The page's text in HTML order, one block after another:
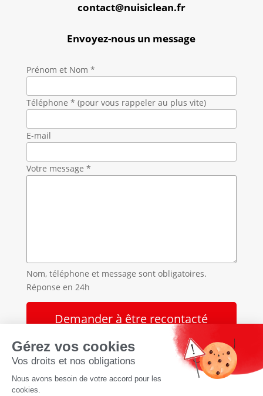
contact@nuisiclean.fr
Envoyez-nous un message
Prénom et Nom *
Téléphone * (pour vous rappeler au plus vite)
E-mail
Votre message *
Nom, téléphone et message sont obligatoires.
Réponse en 24h
Accueil»Destruction de nid de guêpes et frelons en
»
Destruction de nid de guêpes et frelons à
Novalaise